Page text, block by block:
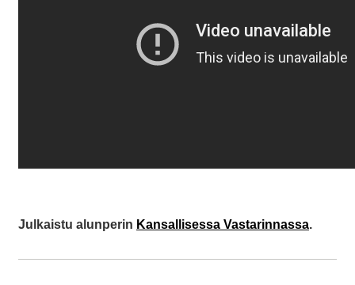
Julkaistu alunperin Kansallisessa Vastarinnassa.